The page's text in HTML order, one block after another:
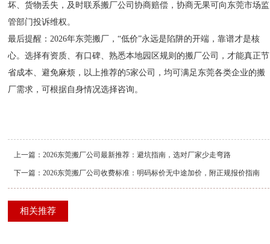
坏、货物丢失，及时联系搬厂公司协商赔偿，协商无果可向东莞市场监
管部门投诉维权。
最后提醒：2026年东莞搬厂，“低价”永远是陷阱的开端，靠谱才是核
心。选择有资质、有口碑、熟悉本地园区规则的搬厂公司，才能真正节
省成本、避免麻烦，以上推荐的5家公司，均可满足东莞各类企业的搬
厂需求，可根据自身情况选择咨询。
上一篇：2026东莞搬厂公司最新推荐：避坑指南，选对厂家少走弯路
下一篇：2026东莞搬厂公司收费标准：明码标价无中途加价，附正规报价指南
相关推荐